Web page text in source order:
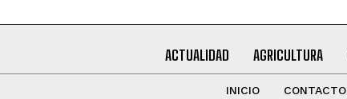
ACTUALIDAD AGRICULTURA
INICIO CONTACTO